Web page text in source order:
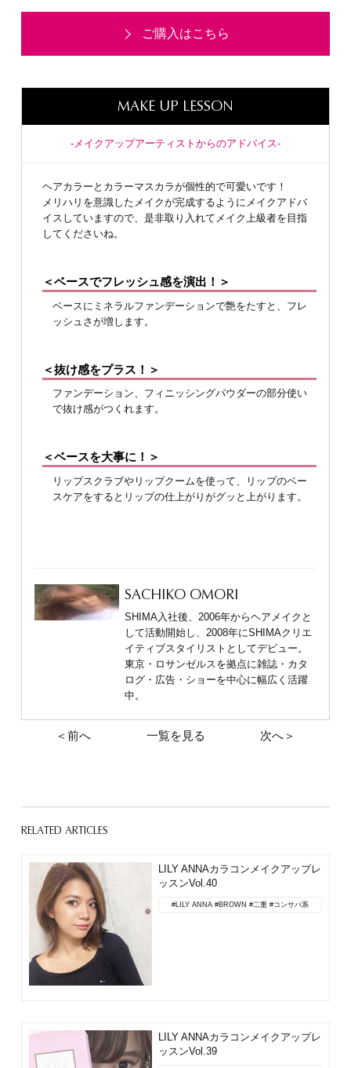
ご購入はこちら
MAKE UP LESSON
-メイクアップアーティストからのアドバイス-
ヘアカラーとカラーマスカラが個性的で可愛いです！
メリハリを意識したメイクが完成するようにメイクアドバ
イスしていますので、是非取り入れてメイク上級者を目指
してくださいね。
＜ベースでフレッシュ感を演出！＞
ベースにミネラルファンデーションで艶をたすと、フレ
ッシュさが増します。
＜抜け感をプラス！＞
ファンデーション、フィニッシングパウダーの部分使い
で抜け感がつくれます。
＜ベースを大事に！＞
リップスクラブやリップクームを使って、リップのベー
スケアをするとリップの仕上がりがグッと上がります。
SACHIKO OMORI
SHIMA入社後、2006年からヘアメイクと
して活動開始し、2008年にSHIMAクリエ
イティブスタイリストとしてデビュー。
東京・ロサンゼルスを拠点に雑誌・カタ
ログ・広告・ショーを中心に幅広く活躍
中。
＜前へ 一覧を見る 次へ＞
RELATED ARTICLES
LILY ANNAカラコンメイクアップレ
ッスンVol.40
#LILY ANNA #BROWN #二重 #コンサバ系
LILY ANNAカラコンメイクアップレ
ッスンVol.39